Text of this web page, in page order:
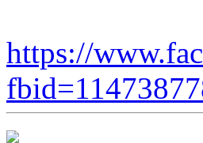
https://